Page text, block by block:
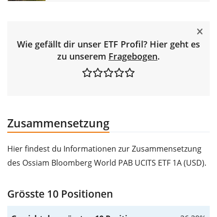
Wie gefällt dir unser ETF Profil? Hier geht es
zu unserem Fragebogen.
Zusammensetzung
Hier findest du Informationen zur Zusammensetzung
des Ossiam Bloomberg World PAB UCITS ETF 1A (USD).
Grösste 10 Positionen